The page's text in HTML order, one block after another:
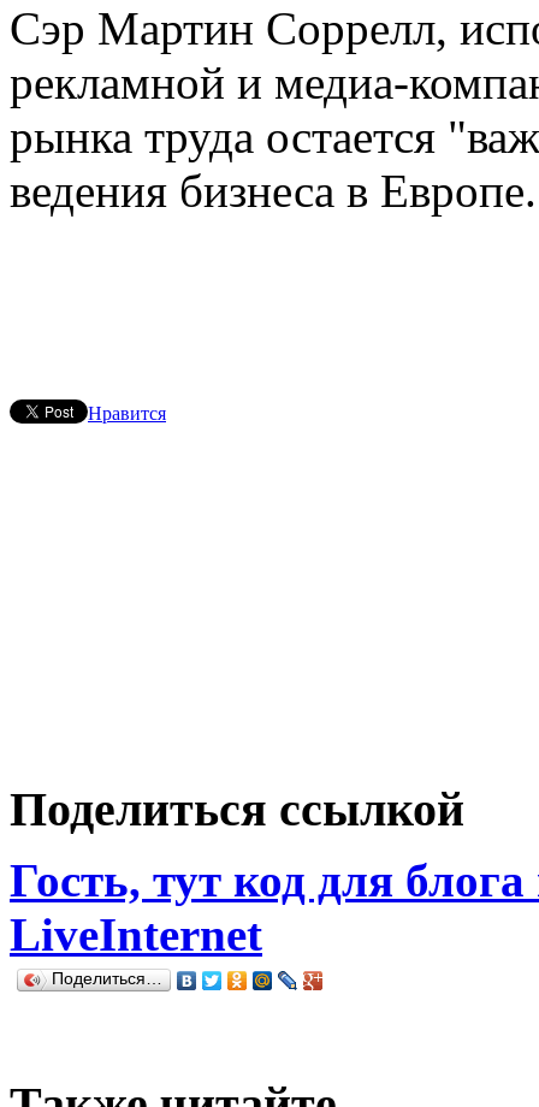
Сэр Мартин Соррелл,
рекламной и медиа-
рынка труда остается
ведения бизнеса в Европе.
Нравится
Поделиться ссылкой
Гость, тут код для
LiveInternet
Поделиться…